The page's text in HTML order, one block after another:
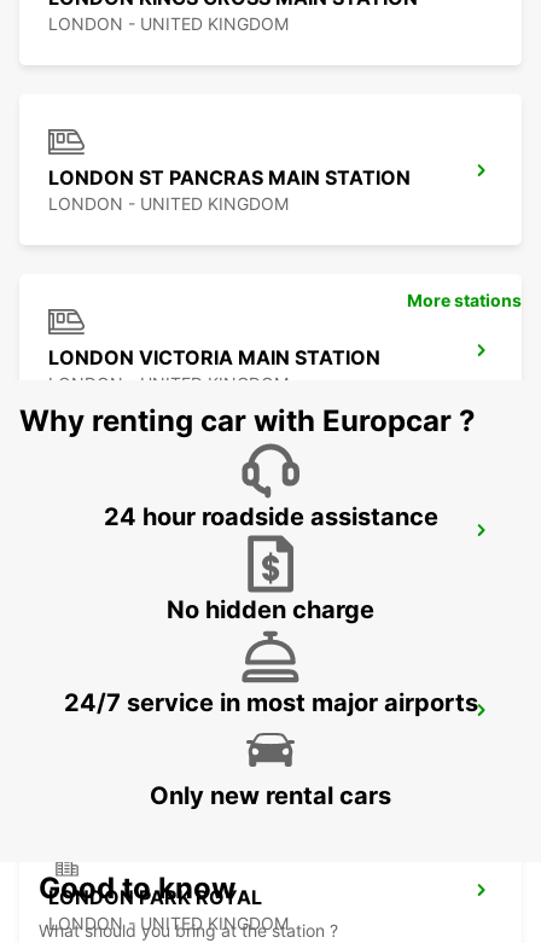
LONDON - UNITED KINGDOM
LONDON ST PANCRAS MAIN STATION
LONDON - UNITED KINGDOM
LONDON VICTORIA MAIN STATION
LONDON - UNITED KINGDOM
LONDON WANDSWORTH
LONDON - UNITED KINGDOM
CHELMSFORD
CHELMSFORD - UNITED KINGDOM
LONDON PARK ROYAL
LONDON - UNITED KINGDOM
More stations
Why renting car with Europcar ?
24 hour roadside assistance
No hidden charge
24/7 service in most major airports
Only new rental cars
Good to know
What should you bring at the station ?